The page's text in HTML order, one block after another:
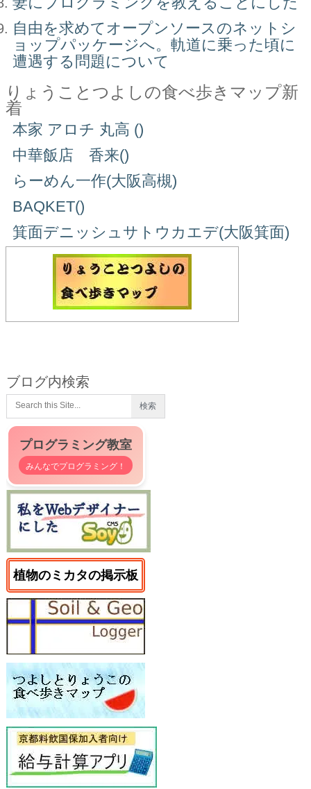
自由を求めてオープンソースのネットシ
ョップパッケージへ。軌道に乗った頃に
遭遇する問題について
りょうことつよしの食べ歩きマップ新
着
本家 アロチ 丸高 ()
中華飯店 香来()
らーめん一作(大阪高槻)
BAQKET()
箕面デニッシュサトウカエデ(大阪箕面)
ブログ内検索
プログラミング教室
みんなでプログラミング！
植物のミカタの掲示板